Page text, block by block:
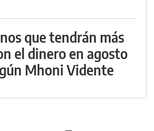
que tendrán más
el dinero en agosto
Mhoni Vidente